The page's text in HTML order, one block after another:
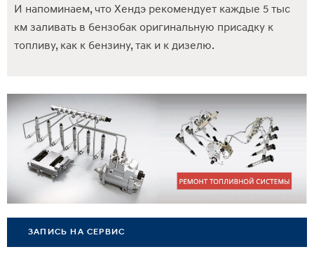
И напоминаем, что Хендэ рекомендует каждые 5 тыс
км заливать в бензобак оригинальную присадку к
топливу, как к бензину, так и к дизелю.
ЗАПИСЬ НА СЕРВИС